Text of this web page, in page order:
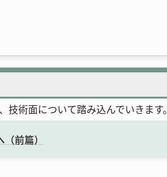
術面について踏み込んでいきます。
前篇）